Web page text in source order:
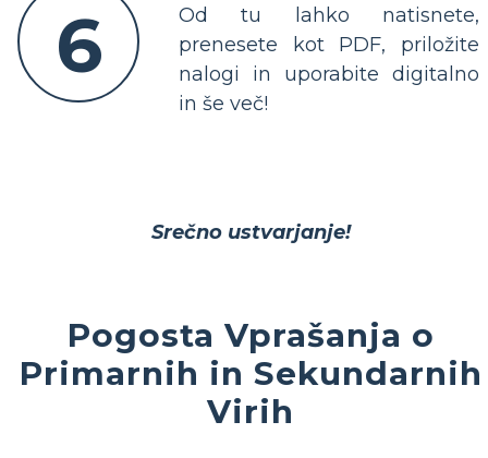
6
Od tu lahko natisnete,
prenesete kot PDF, priložite
nalogi in uporabite digitalno
in še več!
Srečno ustvarjanje!
Pogosta Vprašanja o
Primarnih in Sekundarnih
Virih